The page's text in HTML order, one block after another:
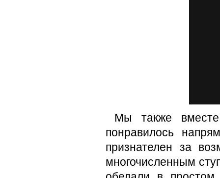
Мы также
понравилось
признателен за
многочисленным